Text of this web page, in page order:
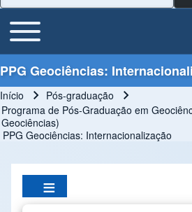
Main Menu
Toggle main menu
PPG Geociências:
Trilha de navegação
Início
Pós-graduação
Programa de Pós-Graduação em
Geociências)
PPG Geociências: Internacionalização